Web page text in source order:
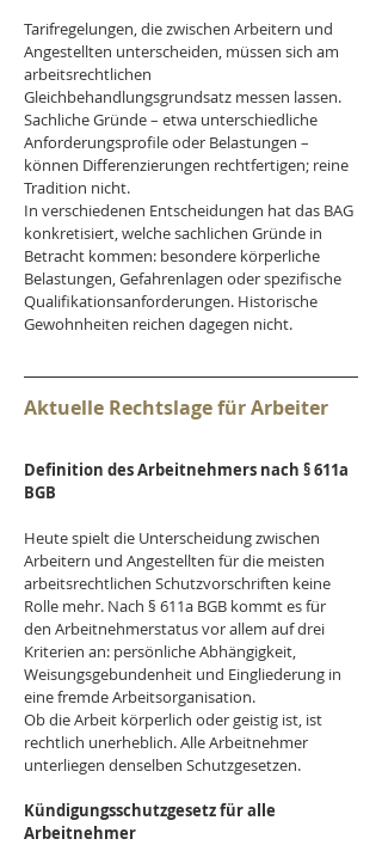
Tarifregelungen, die zwischen Arbeitern und
Angestellten unterscheiden, müssen sich am
arbeitsrechtlichen
Gleichbehandlungsgrundsatz messen lassen.
Sachliche Gründe – etwa unterschiedliche
Anforderungsprofile oder Belastungen –
können Differenzierungen rechtfertigen; reine
Tradition nicht.
In verschiedenen Entscheidungen hat das BAG
konkretisiert, welche sachlichen Gründe in
Betracht kommen: besondere körperliche
Belastungen, Gefahrenlagen oder spezifische
Qualifikationsanforderungen. Historische
Gewohnheiten reichen dagegen nicht.
Aktuelle Rechtslage für Arbeiter
Definition des Arbeitnehmers nach § 611a
BGB
Heute spielt die Unterscheidung zwischen
Arbeitern und Angestellten für die meisten
arbeitsrechtlichen Schutzvorschriften keine
Rolle mehr. Nach § 611a BGB kommt es für
den Arbeitnehmerstatus vor allem auf drei
Kriterien an: persönliche Abhängigkeit,
Weisungsgebundenheit und Eingliederung in
eine fremde Arbeitsorganisation.
Ob die Arbeit körperlich oder geistig ist, ist
rechtlich unerheblich. Alle Arbeitnehmer
unterliegen denselben Schutzgesetzen.
Kündigungsschutzgesetz für alle
Arbeitnehmer